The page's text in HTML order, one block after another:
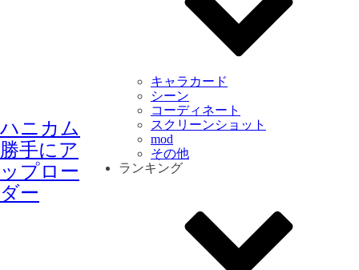
ハニカム
勝手にア
ップロー
ダー
キャラカード
シーン
コーディネート
スクリーンショット
mod
その他
ランキング